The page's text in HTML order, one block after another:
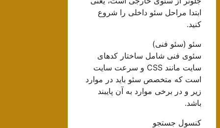
ابتدا مراحل سئو داخلی را شروع
کنید.
سئو (سئو فنی)
سئوی فنی شامل ساختار کدهای
سایت مانند CSS و سرعت سایت
است که متخصص سئو باید در موارد
زیر و در برخی موارد به آن پایبند
باشد.
کنسول جستجو